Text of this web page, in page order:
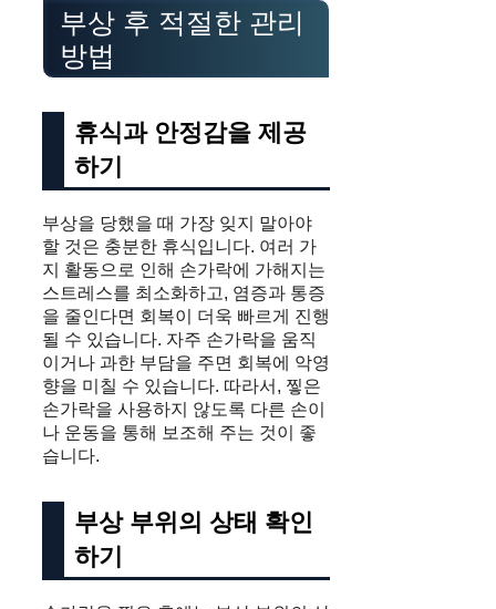
부상 후 적절한 관리
방법
휴식과 안정감을 제공
하기
부상을 당했을 때 가장 잊지 말아야
할 것은 충분한 휴식입니다. 여러 가
지 활동으로 인해 손가락에 가해지는
스트레스를 최소화하고, 염증과 통증
을 줄인다면 회복이 더욱 빠르게 진행
될 수 있습니다. 자주 손가락을 움직
이거나 과한 부담을 주면 회복에 악영
향을 미칠 수 있습니다. 따라서, 찧은
손가락을 사용하지 않도록 다른 손이
나 운동을 통해 보조해 주는 것이 좋
습니다.
부상 부위의 상태 확인
하기